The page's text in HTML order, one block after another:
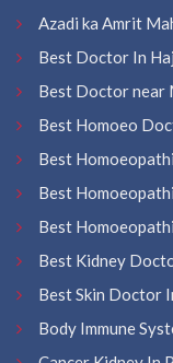
Azadi ka Amrit
Best Doctor In
Best Doctor near
Best Homoeo
Best
Best
Best
Best Kidney
Best Skin Doctor
Body Immune